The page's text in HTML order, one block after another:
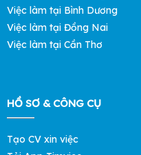
Việc làm tại Bình Dương
Việc làm tại Đồng Nai
Việc làm tại Cần Thơ
HỒ SƠ & CÔNG CỤ
Tạo CV xin việc